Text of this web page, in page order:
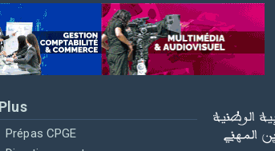
Plus
Prépas CPGE